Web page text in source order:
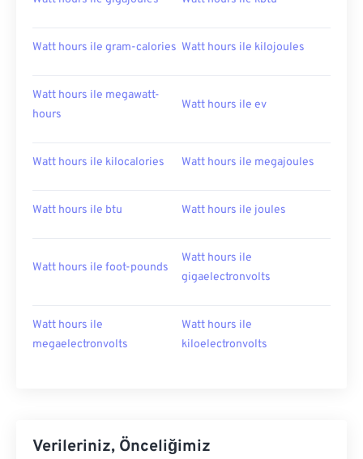
Watt hours ile gram-calories Watt hours ile kilojoules
Watt hours ile megawatt-
hours
Watt hours ile ev
Watt hours ile kilocalories Watt hours ile megajoules
Watt hours ile btu Watt hours ile joules
Watt hours ile foot-pounds
Watt hours ile
gigaelectronvolts
Watt hours ile
megaelectronvolts
Watt hours ile
kiloelectronvolts
Verileriniz, Önceliğimiz